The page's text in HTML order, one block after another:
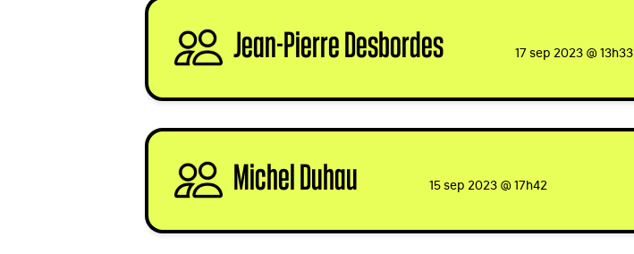
Jean-Pierre Desbordes 17 sep 2023 @ 13h33
Michel Duhau 15 sep 2023 @ 17h42